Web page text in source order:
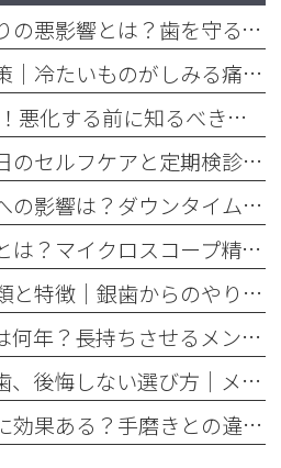
歯ぎしり・食いしばりの悪影響とは？歯を守るマウスピースの役割
知覚過敏の原因と対策｜冷たいものがしみる痛みを今すぐ和らげる方法
歯が欠けたままはNG！悪化する前に知るべき応急処置と歯医者での治療
予防歯科の基本｜毎日のセルフケアと定期検診で将来の歯を守る方法
親知らず抜歯、仕事への影響は？ダウンタイムと抜く基準を解説
歯の神経を残す治療とは？マイクロスコープ精密根管治療のメリット
セラミック治療の種類と特徴｜銀歯からのやり替えで後悔しない選び方
インプラントの寿命は何年？長持ちさせるメンテナンスの重要性を解説
インプラントと入れ歯、後悔しない選び方｜メリット・デメリット徹底比較
電動歯ブラシは本当に効果ある？手磨きとの違いを歯垢除去率で比較